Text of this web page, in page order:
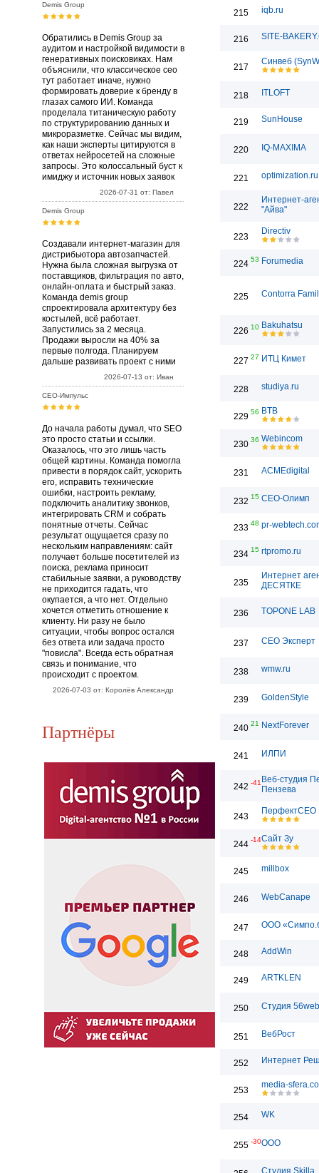
Demis Group
Обратились в Demis Group за
аудитом и настройкой видимости в
генеративных поисковиках. Нам
объяснили, что классическое сео
тут работает иначе, нужно
формировать доверие к бренду в
глазах самого ИИ. Команда
проделала титаническую работу
по структурированию данных и
микроразметке. Сейчас мы видим,
как наши эксперты цитируются в
ответах нейросетей на сложные
запросы. Это колоссальный буст к
имиджу и источник новых заявок
2026-07-31 от: Павел
Demis Group
Создавали интернет-магазин для
дистрибьютора автозапчастей.
Нужна была сложная выгрузка от
поставщиков, фильтрация по авто,
онлайн-оплата и быстрый заказ.
Команда demis group
спроектировала архитектуру без
костылей, всё работает.
Запустились за 2 месяца.
Продажи выросли на 40% за
первые полгода. Планируем
дальше развивать проект с ними
2026-07-13 от: Иван
СЕО-Импульс
До начала работы думал, что SEO
это просто статьи и ссылки.
Оказалось, что это лишь часть
общей картины. Команда помогла
привести в порядок сайт, ускорить
его, исправить технические
ошибки, настроить рекламу,
подключить аналитику звонков,
интегрировать CRM и собрать
понятные отчеты. Сейчас
результат ощущается сразу по
нескольким направлениям: сайт
получает больше посетителей из
поиска, реклама приносит
стабильные заявки, а руководству
не приходится гадать, что
окупается, а что нет. Отдельно
хочется отметить отношение к
клиенту. Ни разу не было
ситуации, чтобы вопрос остался
без ответа или задача просто
"повисла". Всегда есть обратная
связь и понимание, что
происходит с проектом.
2026-07-03 от: Королёв Александр
Партнёры
215 iqb.ru
216 SITE-
217
Синвеб
218 ITLOFT
219 SunHouse
220 IQ-MAXIMA
221 optimization.ru
222
Интернет-
"Айва"
223
Directiv
224 53 Forumedia
225 Contorra
226 10 Bakuhatsu
227 27 ИТЦ Кимет
228 studiya.ru
229 56 BTB
230 36 Webincom
231 ACMEdigital
232 15 СЕО-Олимп
233 48 pr-
234 15 rtpromo.ru
235
Интернет
ДЕСЯТКЕ
236 TOPONE LAB
237 СЕО Эксперт
238 wmw.ru
239 GoldenStyle
240 21 NextForever
241 ИЛПИ
242 -41 Веб-студия
Пензева
243
ПерфектСЕО
244 -14Сайт Зу
245 millbox
246 WebCanape
247 ООО
248 AddWin
249 ARTKLEN
250 Студия 56web
251 ВебРост
252 Интернет
253
media-
254 WK
255 -30ООО
Студия Skilla